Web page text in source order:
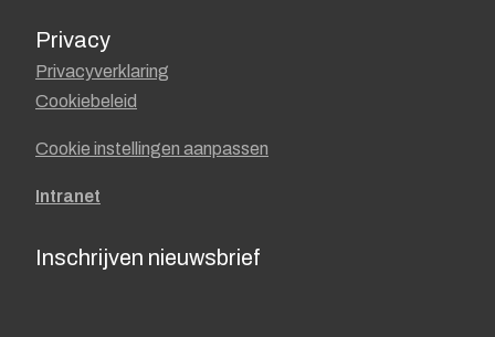
Privacy
Privacyverklaring
Cookiebeleid
Cookie instellingen aanpassen
Intranet
Inschrijven nieuwsbrief